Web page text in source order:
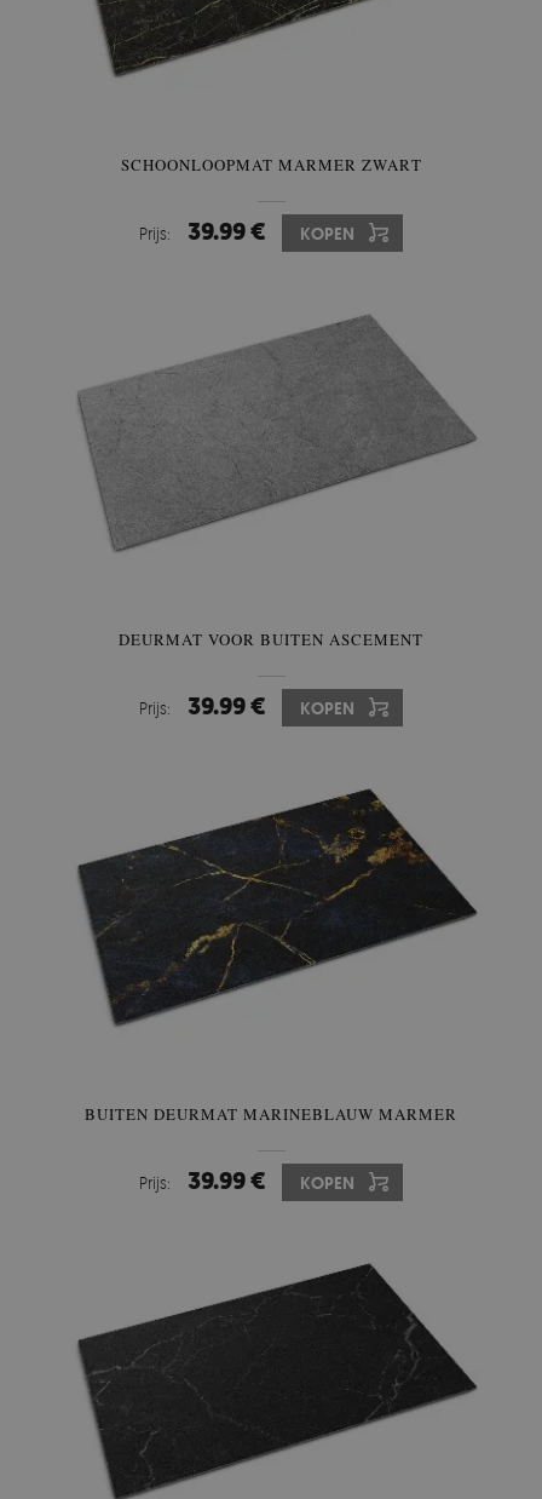
SCHOONLOOPMAT MARMER ZWART
Prijs: 39.99 € KOPEN
DEURMAT VOOR BUITEN ASCEMENT
Prijs: 39.99 € KOPEN
BUITEN DEURMAT MARINEBLAUW MARMER
Prijs: 39.99 € KOPEN